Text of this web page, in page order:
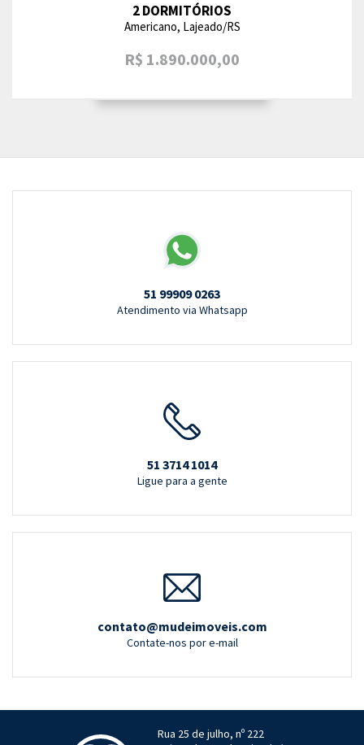
2 DORMITÓRIOS
Americano, Lajeado/RS
R$ 1.890.000,00
51 99909 0263
Atendimento via Whatsapp
51 3714 1014
Ligue para a gente
contato@mudeimoveis.com
Contate-nos por e-mail
Rua 25 de julho, nº 222